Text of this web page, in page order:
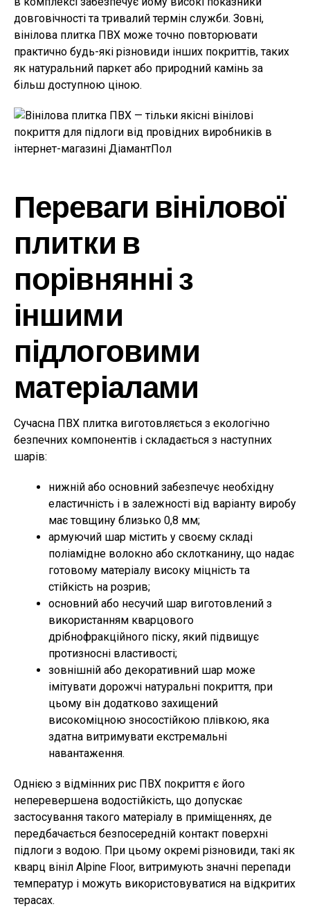
довговічності та тривалий термін служби. Зовні,
вінілова плитка ПВХ може точно повторювати
практично будь-які різновиди інших покриттів, таких
як натуральний паркет або природний камінь за
більш доступною ціною.
Переваги вінілової
плитки в
порівнянні з
іншими
підлоговими
матеріалами
Сучасна ПВХ плитка виготовляється з екологічно
безпечних компонентів і складається з наступних
шарів:
нижній або основний забезпечує необхідну
еластичність і в залежності від варіанту виробу
має товщину близько 0,8 мм;
армуючий шар містить у своєму складі
поліамідне волокно або склотканину, що надає
готовому матеріалу високу міцність та
стійкість на розрив;
основний або несучий шар виготовлений з
використанням кварцового
дрібнофракційного піску, який підвищує
протизносні властивості;
зовнішній або декоративний шар може
імітувати дорожчі натуральні покриття, при
цьому він додатково захищений
високоміцною зносостійкою плівкою, яка
здатна витримувати екстремальні
навантаження.
Однією з відмінних рис ПВХ покриття є його
неперевершена водостійкість, що допускає
застосування такого матеріалу в приміщеннях, де
передбачається безпосередній контакт поверхні
підлоги з водою. При цьому окремі різновиди, такі як
кварц вініл Alpine Floor, витримують значні перепади
температур і можуть використовуватися на відкритих
терасах.